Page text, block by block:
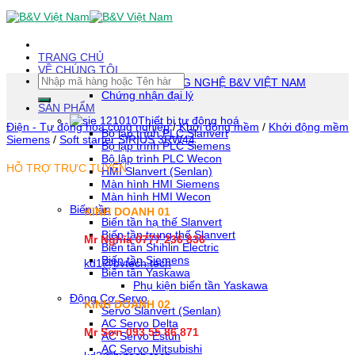
Skip
To
(tạm
dịch)
TRANG CHỦ
VỀ CHÚNG TÔI
CÔNG TY TNHH CÔNG NGHỆ B&V VIỆT NAM
Chứng nhận đại lý
SẢN PHẨM
Thiết bị tự động hoá
Bộ lập trình PLC Slanvert
Bộ lập trình PLC Siemens
Bộ lập trình PLC Wecon
HMI Slanvert (Senlan)
Màn hình HMI Siemens
Màn hình HMI Wecon
Biến tần
Biến tần hạ thế Slanvert
Biến tần trung thế Slanvert
Biến tần Shihlin Electric
Biến tần Siemens
Biến tần Yaskawa
Phụ kiện biến tần Yaskawa
Động Cơ Servo
Servo Slanvert (Senlan)
AC Servo Delta
AC Servo Estun
AC Servo Mitsubishi
Tìm
kiếm:
Điện - Tự động hóa công nghiệp / Khởi động mềm / Khởi động mềm
Siemens / Soft starter SIRIUS 3RW44
HỖ TRỢ TRỰC TUYẾN
KINH DOANH 01
Mr Nghĩa 0777 236 836
kd1@bvtech.tech
KINH DOANH 02
Mr Sơn093 55 86 871